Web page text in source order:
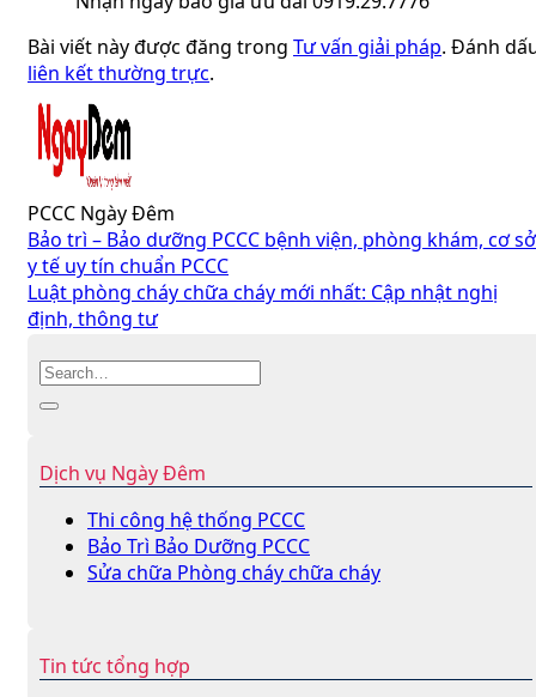
Bài viết này được đăng trong Tư vấn giải pháp. Đánh
liên kết thường trực.
PCCC Ngày Đêm
Bảo trì – Bảo dưỡng PCCC bệnh viện, phòng khám, cơ sở
y tế uy tín chuẩn PCCC
Luật phòng cháy chữa cháy mới nhất: Cập nhật nghị
định, thông tư
Dịch vụ Ngày Đêm
Thi công hệ thống PCCC
Bảo Trì Bảo Dưỡng PCCC
Sửa chữa Phòng cháy chữa cháy
Tin tức tổng hợp